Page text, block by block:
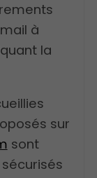
à
la
sur
sont